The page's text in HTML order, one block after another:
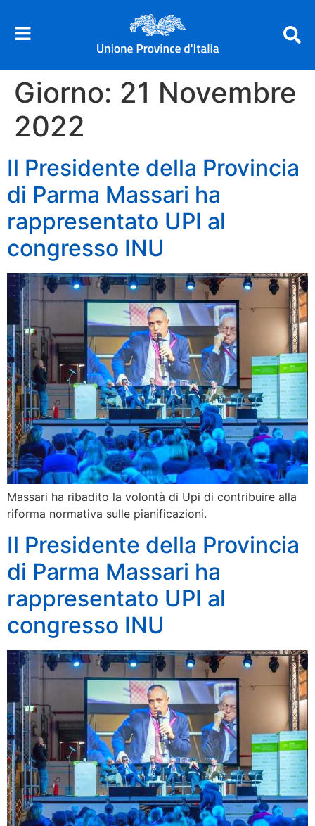
Giorno: 21 Novembre
2022
Il Presidente della Provincia
di Parma Massari ha
rappresentato UPI al
congresso INU
Massari ha ribadito la volontà di Upi di contribuire alla
riforma normativa sulle pianificazioni.
Il Presidente della Provincia
di Parma Massari ha
rappresentato UPI al
congresso INU